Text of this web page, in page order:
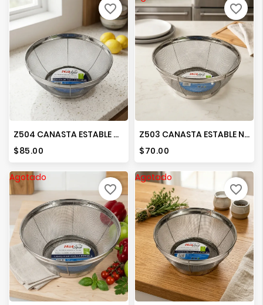
Z504 CANASTA ESTABLE NO. 28
Precio
$85.00
favorite_border
Z503 CANASTA ESTABLE NO. 25
Precio
$70.00
favorite_border
Agotado
favorite_border
Agotado
favorite_border